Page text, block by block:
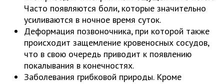
Часто появляются боли, которые значительно
усиливаются в ночное время суток.
Деформация позвоночника, при которой также
происходит защемление кровеносных сосудов,
что в свою очередь приводит к появлению
покалывания в конечностях.
Заболевания грибковой природы. Кроме